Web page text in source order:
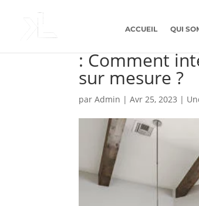
ACCUEIL QUI
: Comment
sur mesure ?
parAdmin |Avr 25, 2023 |